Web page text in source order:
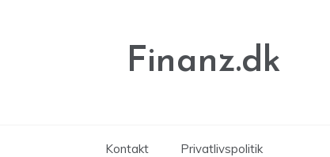
Finanz.dk
Kontakt Privatlivspolitik